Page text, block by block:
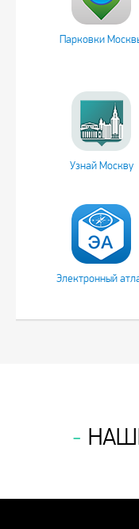
Парковки
Узнай Москву
Электронный